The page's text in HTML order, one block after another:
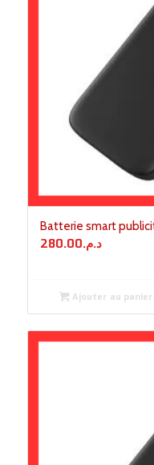
Batterie smart
د.م.280.00
Ajouter au panier